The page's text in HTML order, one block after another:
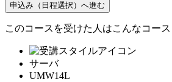
申込み（日程選択）へ進む
このコースを受けた人はこんなコース
サーバ
UMW14L